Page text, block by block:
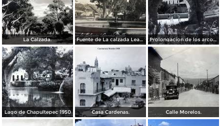
La Calzada. Fuente de La calzada Leandro Valle. Prolongacion de los arcos de Guadalupe.
Lago de Chapultepec 1950 Casa Cardenas. Calle Morelos.